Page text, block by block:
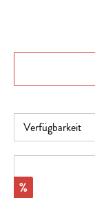
Rabatt
%